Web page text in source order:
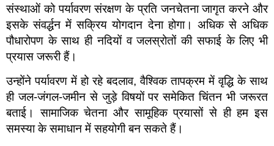
संस्थाओं को पर्यावरण संरक्षण के प्रति जनचेतना जागृत करने और
इसके संवर्द्धन में सक्रिय योगदान देना होगा। अधिक से अधिक
पौधारोपण के साथ ही नदियों व जलस्रोतों की सफाई के लिए भी
प्रयास जरूरी हैं।
उन्होंने पर्यावरण में हो रहे बदलाव, वैश्विक तापक्रम में वृद्धि के साथ
ही जल-जंगल-जमीन से जुड़े विषयों पर समेकित चिंतन भी जरूरत
बताई। सामाजिक चेतना और सामूहिक प्रयासों से ही हम इस
समस्या के समाधान में सहयोगी बन सकते हैं।